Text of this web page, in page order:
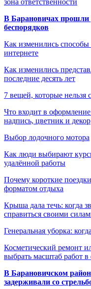
В Барановичах прошли
беспорядков
Как изменились
интернете
Как изменились
последние десять лет
7 вещей, которые нельзя
Что входит в
надпись, цветник и декор
Выбор лодочного мотора
Как люди выбирают
удалённой работы
Почему короткие
форматом отдыха
Крыша дала течь: когда
справиться своими
Генеральная уборка:
Косметический ремонт
выбрать масштаб работ в
В Барановичском
задерживали со